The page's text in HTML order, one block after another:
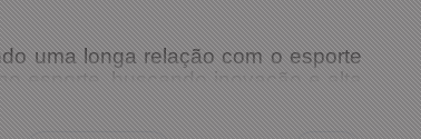
uma longa relação com o esporte
esporte, buscando inovação e alta
presente em toda a América do